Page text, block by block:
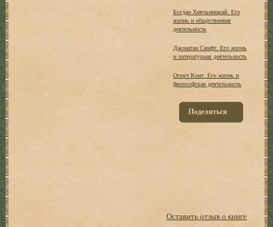
Богдан Хмельницкий. Его
жизнь и общественная
деятельность
Джонатан Свифт. Его жизнь
и литературная деятельность
Огюст Конт. Его жизнь и
философская деятельность
Поделиться
Оставить отзыв о книге